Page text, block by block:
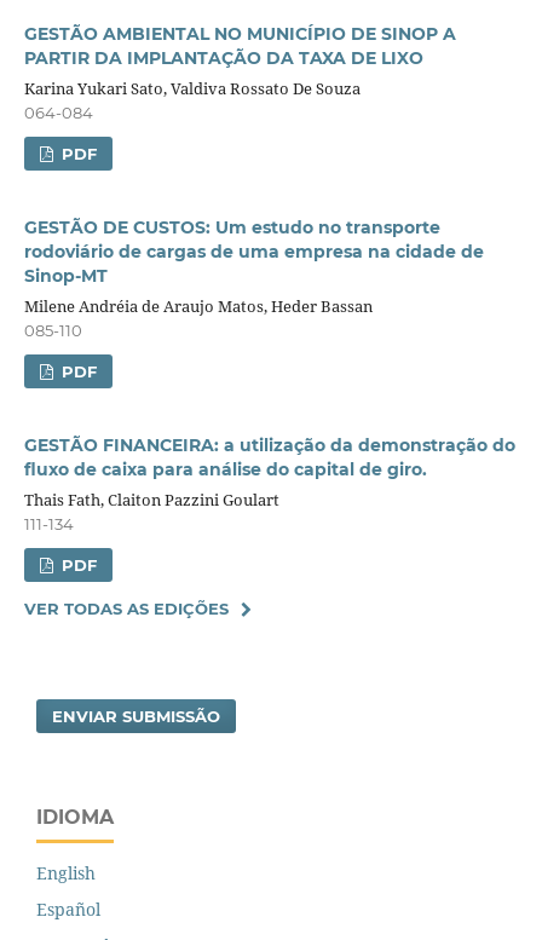
GESTÃO AMBIENTAL NO MUNICÍPIO DE SINOP A
PARTIR DA IMPLANTAÇÃO DA TAXA DE LIXO
Karina Yukari Sato, Valdiva Rossato De Souza
064-084
PDF
GESTÃO DE CUSTOS: Um estudo no transporte
rodoviário de cargas de uma empresa na cidade de
Sinop-MT
Milene Andréia de Araujo Matos, Heder Bassan
085-110
PDF
GESTÃO FINANCEIRA: a utilização da demonstração do
fluxo de caixa para análise do capital de giro.
Thais Fath, Claiton Pazzini Goulart
111-134
PDF
VER TODAS AS EDIÇÕES
ENVIAR SUBMISSÃO
IDIOMA
English
Español